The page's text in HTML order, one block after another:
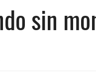
sin